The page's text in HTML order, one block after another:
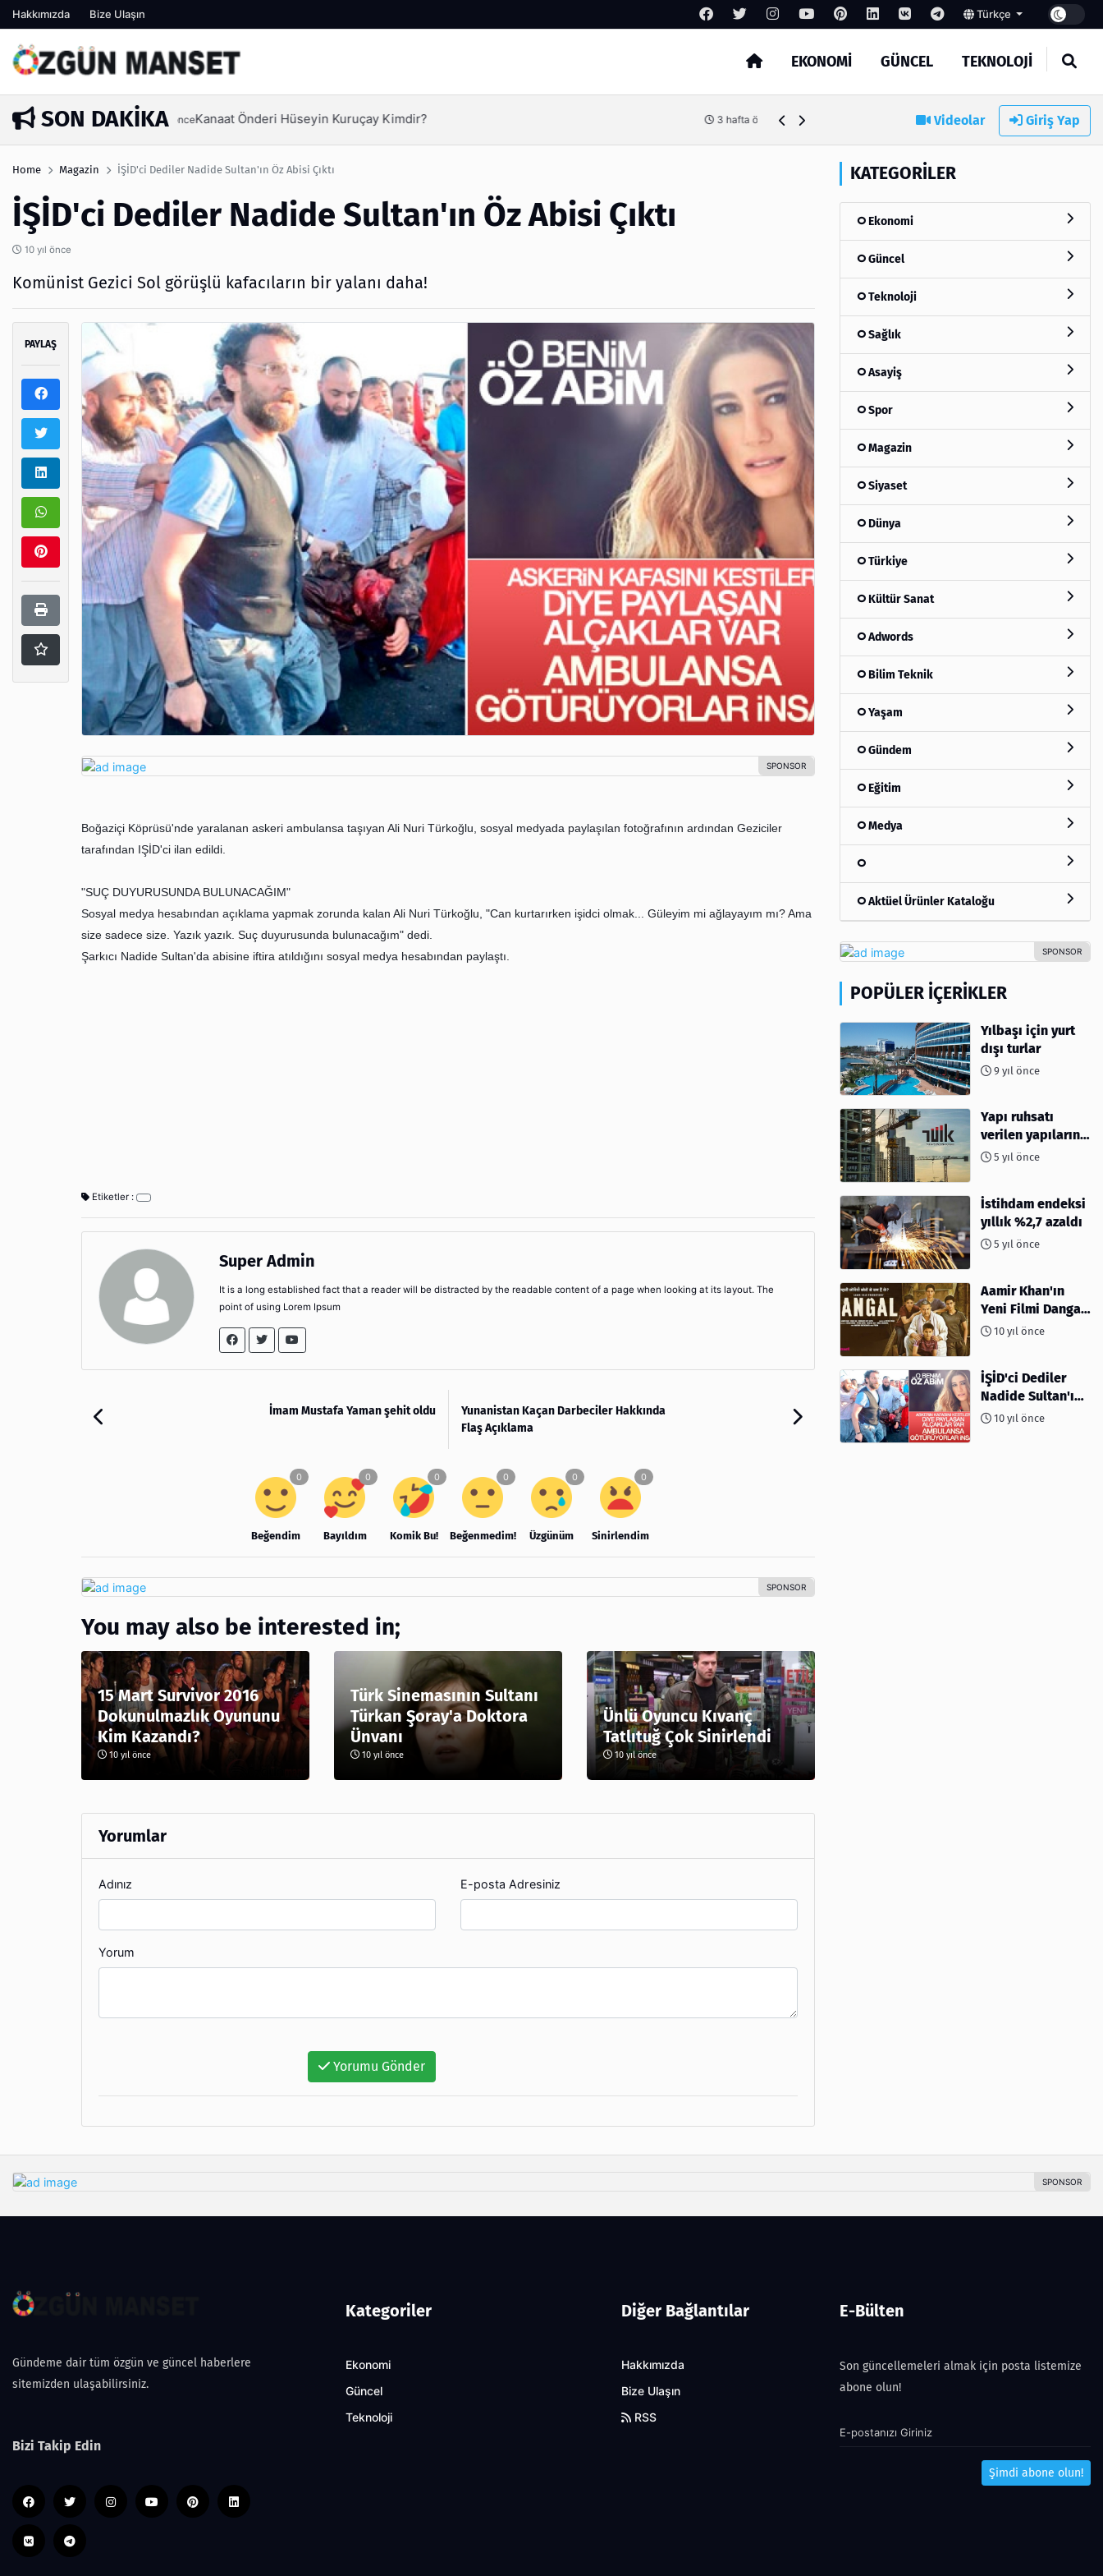
Hakkımızda Bize Ulaşın Türkçe
EKONOMI GÜNCEL TEKNOLOJI
Arama
SON DAKIKA
1 hafta önce Kanaat Önderi Hüseyin Kuruçay Kimdir? 3 hafta önce Videolar Giriş Yap
Home Magazin İŞİD'ci Dediler Nadide Sultan'ın Öz Abisi Çıktı
İŞİD'ci Dediler Nadide Sultan'ın Öz Abisi Çıktı
10 yıl önce
Komünist Gezici Sol görüşlü kafacıların bir yalanı daha!
PAYLAŞ
Boğaziçi Köprüsü'nde yaralanan askeri ambulansa taşıyan Ali Nuri Türkoğlu, sosyal medyada paylaşılan fotoğrafının ardından Geziciler
tarafından IŞİD'ci ilan edildi.
"SUÇ DUYURUSUNDA BULUNACAĞIM"
Sosyal medya hesabından açıklama yapmak zorunda kalan Ali Nuri Türkoğlu, "Can kurtarırken işidci olmak... Güleyim mi ağlayayım mı? Ama
size sadece size. Yazık yazık. Suç duyurusunda bulunacağım" dedi.
Şarkıcı Nadide Sultan'da abisine iftira atıldığını sosyal medya hesabından paylaştı.
Etiketler :
Super Admin
It is a long established fact that a reader will be distracted by the readable content of a page when looking at its layout. The
point of using Lorem Ipsum
İmam Mustafa Yaman şehit oldu
Yunanistan Kaçan Darbeciler Hakkında
Flaş Açıklama
Beğendim Bayıldım Komik Bu! Beğenmedim! Üzgünüm Sinirlendim
You may also be interested in;
15 Mart Survivor 2016
Dokunulmazlık Oyununu
Kim Kazandı?
10 yıl önce
Türk Sinemasının Sultanı
Türkan Şoray'a Doktora
Ünvanı
10 yıl önce
Ünlü Oyuncu Kıvanç
Tatlıtuğ Çok Sinirlendi
10 yıl önce
Yorumlar
Adınız E-posta Adresiniz
Yorum
Yorumu Gönder
KATEGORILER
Ekonomi
Güncel
Teknoloji
Sağlık
Asayiş
Spor
Magazin
Siyaset
Dünya
Türkiye
Kültür Sanat
Adwords
Bilim Teknik
Yaşam
Gündem
Eğitim
Medya
Aktüel Ürünler Kataloğu
POPÜLER İÇERIKLER
Yılbaşı için yurt
dışı turlar
9 yıl önce
Yapı ruhsatı
verilen yapıların
yüzölçümü %40,8
5 yıl önce
İstihdam endeksi
yıllık %2,7 azaldı
5 yıl önce
Aamir Khan'ın
Yeni Filmi Dangal
Hakkında Herşey
10 yıl önce
İŞİD'ci Dediler
Nadide Sultan'ın
Öz Abisi Çıktı
10 yıl önce
Gündeme dair tüm özgün ve güncel haberlere
sitemizden ulaşabilirsiniz.
Bizi Takip Edin
Kategoriler
Ekonomi
Güncel
Teknoloji
Diğer Bağlantılar
Hakkımızda
Bize Ulaşın
RSS
E-Bülten
Son güncellemeleri almak için posta listemize
abone olun!
Şimdi abone olun!